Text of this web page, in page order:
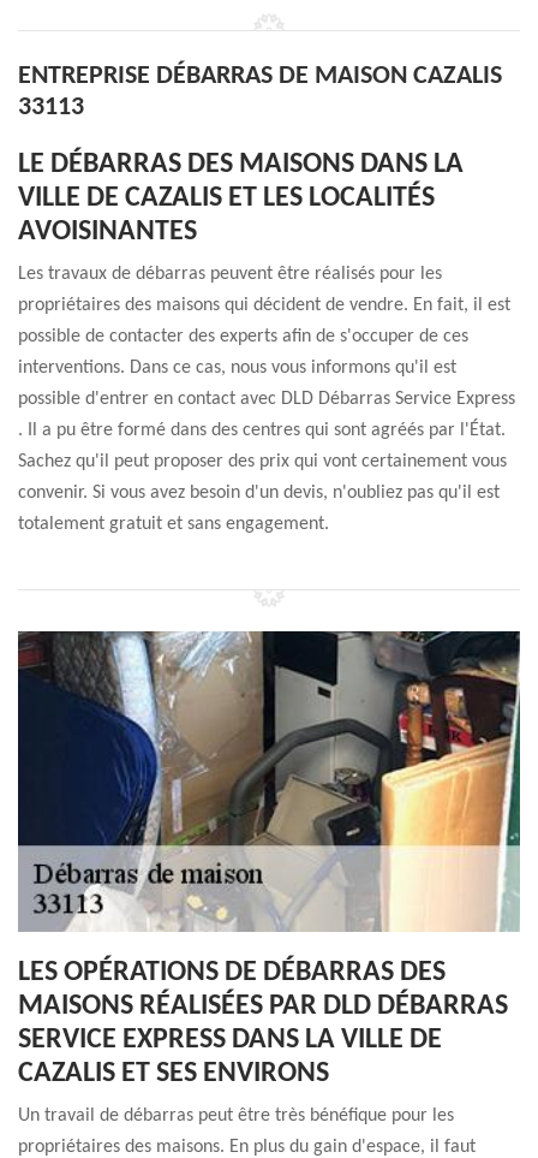
ENTREPRISE DÉBARRAS DE MAISON CAZALIS
33113
LE DÉBARRAS DES MAISONS DANS LA
VILLE DE CAZALIS ET LES LOCALITÉS
AVOISINANTES
Les travaux de débarras peuvent être réalisés pour les
propriétaires des maisons qui décident de vendre. En fait, il est
possible de contacter des experts afin de s'occuper de ces
interventions. Dans ce cas, nous vous informons qu'il est
possible d'entrer en contact avec DLD Débarras Service Express
. Il a pu être formé dans des centres qui sont agréés par l'État.
Sachez qu'il peut proposer des prix qui vont certainement vous
convenir. Si vous avez besoin d'un devis, n'oubliez pas qu'il est
totalement gratuit et sans engagement.
LES OPÉRATIONS DE DÉBARRAS DES
MAISONS RÉALISÉES PAR DLD DÉBARRAS
SERVICE EXPRESS DANS LA VILLE DE
CAZALIS ET SES ENVIRONS
Un travail de débarras peut être très bénéfique pour les
propriétaires des maisons. En plus du gain d'espace, il faut